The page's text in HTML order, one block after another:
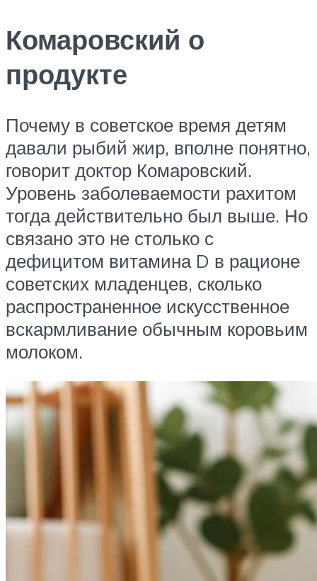
Комаровский о
продукте
Почему в советское время детям
давали рыбий жир, вполне понятно,
говорит доктор Комаровский.
Уровень заболеваемости рахитом
тогда действительно был выше. Но
связано это не столько с
дефицитом витамина D в рационе
советских младенцев, сколько
распространенное искусственное
вскармливание обычным коровьим
молоком.